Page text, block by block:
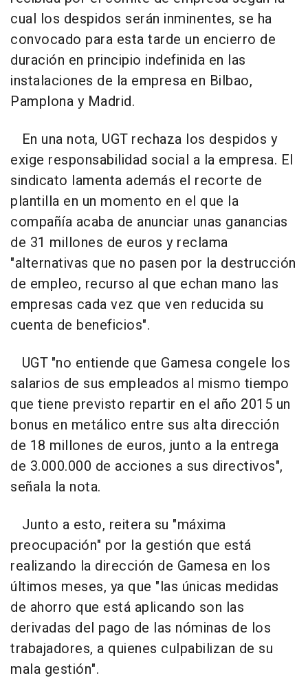
cual los despidos serán inminentes, se ha
convocado para esta tarde un encierro de
duración en principio indefinida en las
instalaciones de la empresa en Bilbao,
Pamplona y Madrid.
En una nota, UGT rechaza los despidos y
exige responsabilidad social a la empresa. El
sindicato lamenta además el recorte de
plantilla en un momento en el que la
compañía acaba de anunciar unas ganancias
de 31 millones de euros y reclama
"alternativas que no pasen por la destrucción
de empleo, recurso al que echan mano las
empresas cada vez que ven reducida su
cuenta de beneficios".
UGT "no entiende que Gamesa congele los
salarios de sus empleados al mismo tiempo
que tiene previsto repartir en el año 2015 un
bonus en metálico entre sus alta dirección
de 18 millones de euros, junto a la entrega
de 3.000.000 de acciones a sus directivos",
señala la nota.
Junto a esto, reitera su "máxima
preocupación" por la gestión que está
realizando la dirección de Gamesa en los
últimos meses, ya que "las únicas medidas
de ahorro que está aplicando son las
derivadas del pago de las nóminas de los
trabajadores, a quienes culpabilizan de su
mala gestión".